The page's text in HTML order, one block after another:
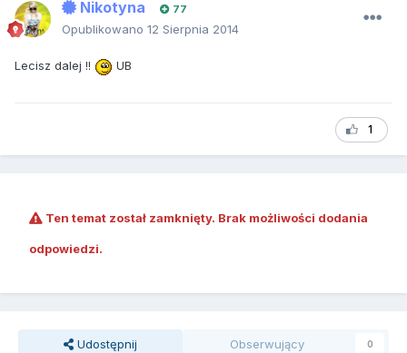
Nikotyna 77
Opublikowano 12 Sierpnia 2014
Lecisz dalej !! UB
1
Ten temat został zamknięty. Brak możliwości dodania
odpowiedzi.
Udostępnij Obserwujący 0